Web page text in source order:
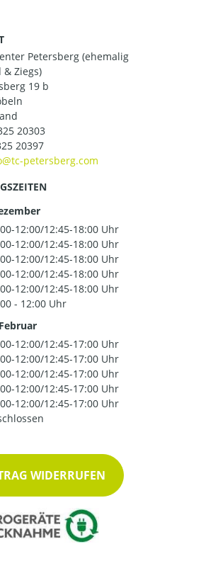
Petersberg (ehemalig
& Ziegs)
19 b
20303
20397
12:00/12:45-18:00 Uhr
12:00/12:45-18:00 Uhr
12:00/12:45-18:00 Uhr
12:00/12:45-18:00 Uhr
12:00/12:45-18:00 Uhr
- 12:00 Uhr
12:00/12:45-17:00 Uhr
12:00/12:45-17:00 Uhr
12:00/12:45-17:00 Uhr
12:00/12:45-17:00 Uhr
12:00/12:45-17:00 Uhr
WIDERRUFEN